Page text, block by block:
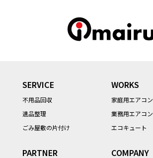
SERVICE
不用品回収
遺品整理
ごみ屋敷の片付け
WORKS
家庭用エアコン
業務用エアコン
エコキュート
PARTNER COMPANY